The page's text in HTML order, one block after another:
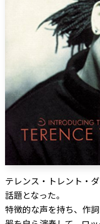
テレンス・トレント・
話題となった。
特徴的な声を持ち、作